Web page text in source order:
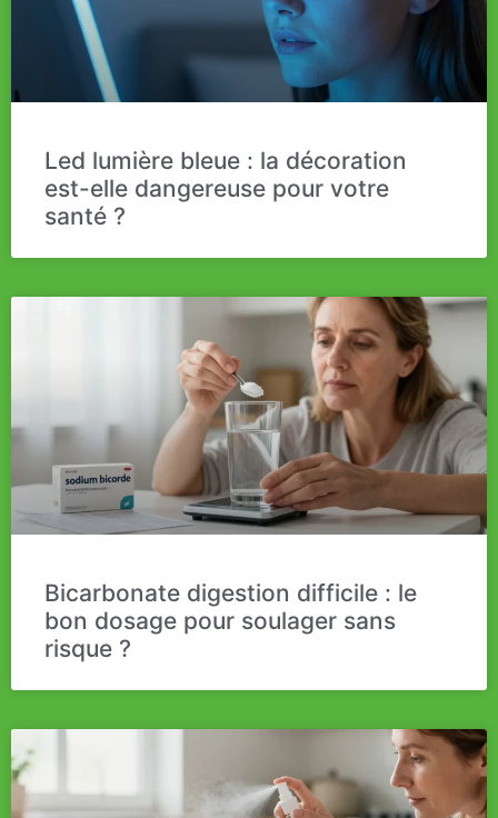
Led lumière bleue : la décoration
est-elle dangereuse pour votre
santé ?
Bicarbonate digestion difficile : le
bon dosage pour soulager sans
risque ?